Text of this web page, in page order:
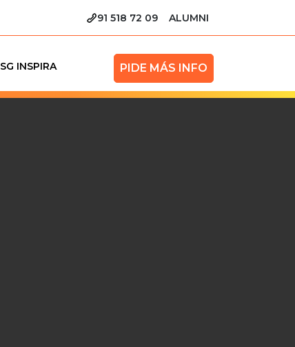
91 518 72 09 ALUMNI
SG INSPIRA PIDE MÁS INFO